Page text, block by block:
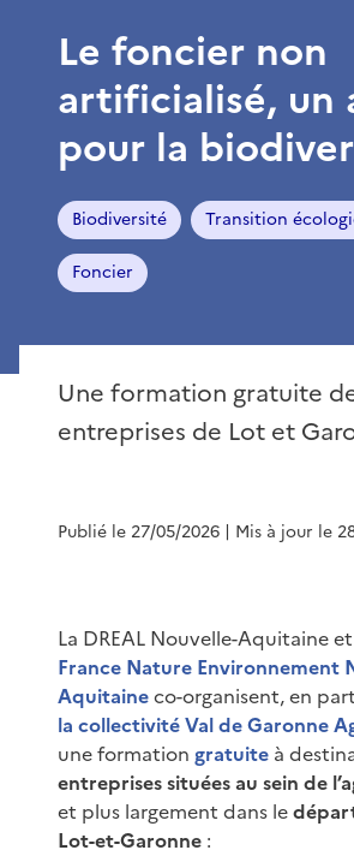
Le foncier non
artificialisé, un
pour la
Biodiversité Transition
Foncier
Une formation gratuite
entreprises de Lot et
Publié le 27/05/2026 | Mis à jour le
La DREAL Nouvelle-Aquitaine
France Nature Environnement
Aquitaineco-organisent, en
la collectivité Val de Garonne
une formation gratuite à
entreprises situées au sein de
et plus largement dans le
Lot-et-Garonne :